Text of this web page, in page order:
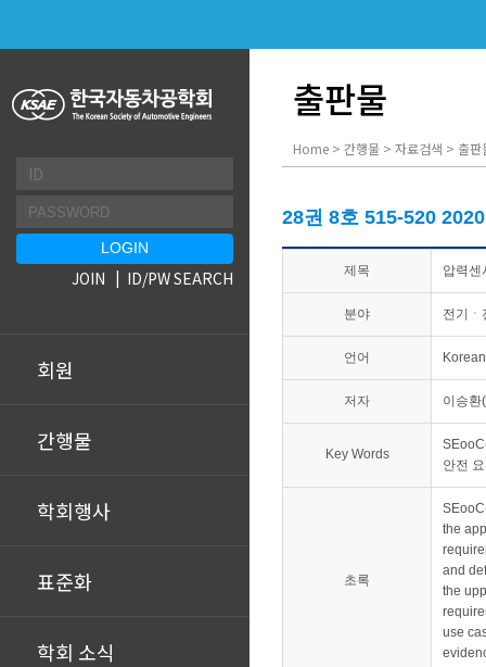
회원
간행물
학회행사
표준화
학회 소식
JOIN ID/PW SEARCH
출판물
Home > 간행물 > 자료검색 > 출판
28권 8호 515-520
제목 압력센
분야 전기ㆍ
언어 Korean
저자 이승환
Key Words
안전
초록
the
and
the
use